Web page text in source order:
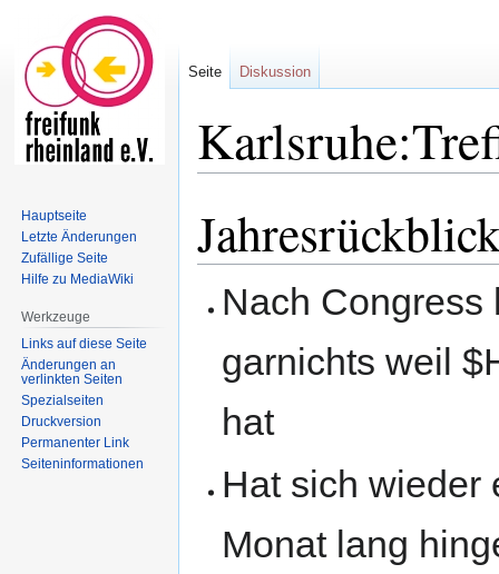
Navigation
springen
Suche
springen
Nach Congress
garnichts weil
hat
Hat sich wieder
Monat lang
Seite Diskussion
Hauptseite
Letzte Änderungen
Zufällige Seite
Hilfe zu MediaWiki
Werkzeuge
Links auf diese Seite
Änderungen an
verlinkten Seiten
Spezialseiten
Druckversion
Permanenter Link
Seiten­informationen